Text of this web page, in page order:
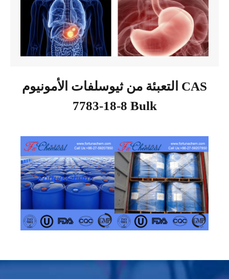
التعبئة من ثيوسلفات الأمونيوم CAS
7783-18-8 Bulk